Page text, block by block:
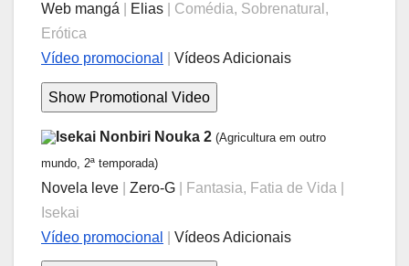
Web mangá
Elias
| Comédia, Sobrenatural,
Erótica
Vídeo promocional
Vídeos Adicionais
Isekai Nonbiri Nouka 2 (Agricultura em outro
mundo, 2ª temporada)
Novela leve Zero-G
| Fantasia, Fatia de Vida |
Isekai
Vídeo promocional
Vídeos Adicionais